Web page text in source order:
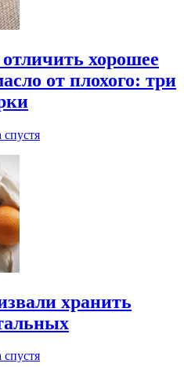
хорошее
от плохого: три
спустя
хранить
спустя